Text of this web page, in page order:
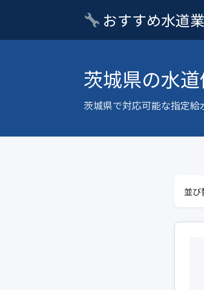
おすすめ水道
茨城県の水
茨城県で対応可能な指定給
並び